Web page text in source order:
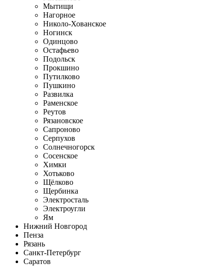
Мытищи
Нагорное
Николо-Хованское
Ногинск
Одинцово
Остафьево
Подольск
Прокшино
Путилково
Пушкино
Развилка
Раменское
Реутов
Рязановское
Сапроново
Серпухов
Солнечногорск
Сосенское
Химки
Хотьково
Щёлково
Щербинка
Электросталь
Электроугли
Ям
Нижний Новгород
Пенза
Рязань
Санкт-Петербург
Саратов